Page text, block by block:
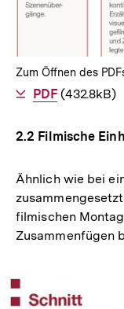
Zum Öffnen des
Als
PDF(432.8kB)
2.2 Filmische
Ähnlich wie bei
filmischen
Zusammenfügen